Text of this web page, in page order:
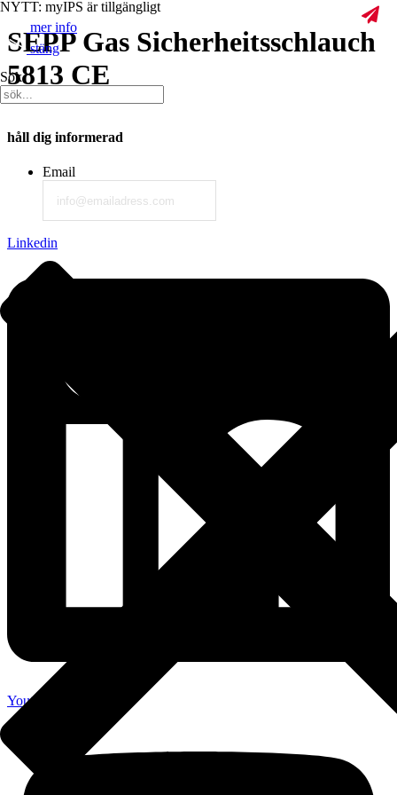
NYTT: myIPS är tillgängligt
mer info
stäng
Sök
SEPP Gas Sicherheitsschlauch
5813 CE
håll dig informerad
Email
Linkedin
Youtube